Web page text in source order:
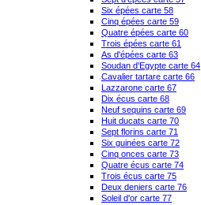
Six épées carte 58
Cinq épées carte 59
Quatre épées carte 60
Trois épées carte 61
As d'épées carte 63
Soudan d'Egypte carte 64
Cavalier tartare carte 66
Lazzarone carte 67
Dix écus carte 68
Neuf sequins carte 69
Huit ducats carte 70
Sept florins carte 71
Six guinées carte 72
Cinq onces carte 73
Quatre écus carte 74
Trois écus carte 75
Deux deniers carte 76
Soleil d'or carte 77